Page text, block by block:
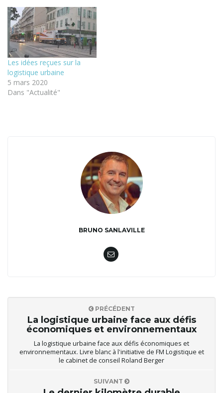
Les idées reçues sur la
logistique urbaine
5 mars 2020
Dans "Actualité"
BRUNO SANLAVILLE
PRÉCÉDENT
La logistique urbaine face aux défis
économiques et environnementaux
La logistique urbaine face aux défis économiques et
environnementaux. Livre blanc à l'initiative de FM Logistique et
le cabinet de conseil Roland Berger
SUIVANT